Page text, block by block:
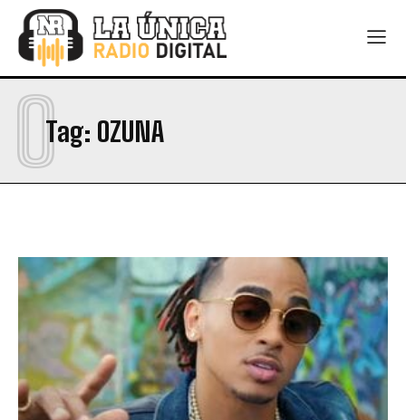
Tag: OZUNA
O